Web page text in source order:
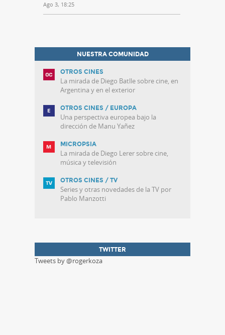
Ago 3, 18:25
NUESTRA COMUNIDAD
OTROS CINES
La mirada de Diego Batlle sobre cine, en
Argentina y en el exterior
OTROS CINES / EUROPA
Una perspectiva europea bajo la
dirección de Manu Yañez
MICROPSIA
La mirada de Diego Lerer sobre cine,
música y televisión
OTROS CINES / TV
Series y otras novedades de la TV por
Pablo Manzotti
TWITTER
Tweets by @rogerkoza